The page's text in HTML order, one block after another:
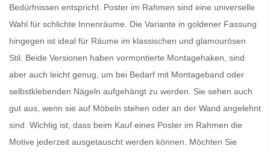
Bedürfnissen entspricht. Poster im Rahmen sind eine universelle
Wahl für schlichte Innenräume. Die Variante in goldener Fassung
hingegen ist ideal für Räume im klassischen und glamourösen
Stil. Beide Versionen haben vormontierte Montagehaken, sind
aber auch leicht genug, um bei Bedarf mit Montageband oder
selbstklebenden Nägeln aufgehängt zu werden. Sie sehen auch
gut aus, wenn sie auf Möbeln stehen oder an der Wand angelehnt
sind. Wichtig ist, dass beim Kauf eines Poster im Rahmen die
Motive jederzeit ausgetauscht werden können. Möchten Sie